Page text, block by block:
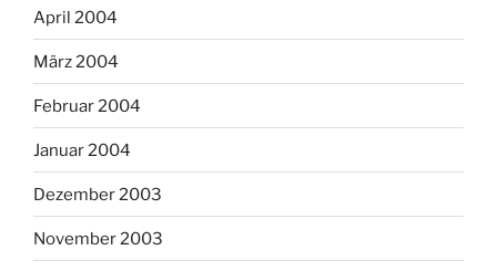
April 2004
März 2004
Februar 2004
Januar 2004
Dezember 2003
November 2003